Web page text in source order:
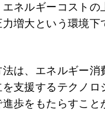
ネルギーコスト
増大という環境
は、エネルギー
支援するテクノロ
歩をもたらすこと